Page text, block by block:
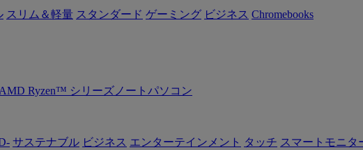
スリム＆軽量 スタンダード ゲーミング ビジネス Chromebooks
Ryzen™ シリーズノートパソコン
サステナブル ビジネス エンターテインメント タッチ スマートモニタ